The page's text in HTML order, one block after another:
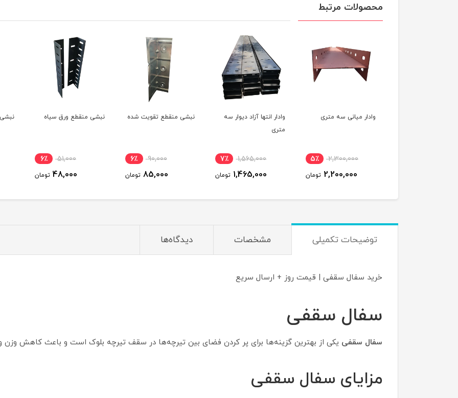
محصولات مرتبط
وادار انتها آزاد دیوار سه
1,565,000
1,465,000
نبشی منقطع تقویت شده
90,000
85,000
نبشی منقطع ورق سیاه
51,000
48,000
نبشی منقطع گالوانیزه
90,000
82,000
توضیحات تکمیلی مشخصات دیدگاه‌ها
خرید سفال سقفی | قیمت روز + ارسال سریع
سفال سقفی
سفال سقفی یکی از بهترین گزینه‌ها برای پر کردن فضای بین تیرچه‌ها در سقف تیرچه بلوک است و باعث کاهش وزن
مزایای سفال سقفی